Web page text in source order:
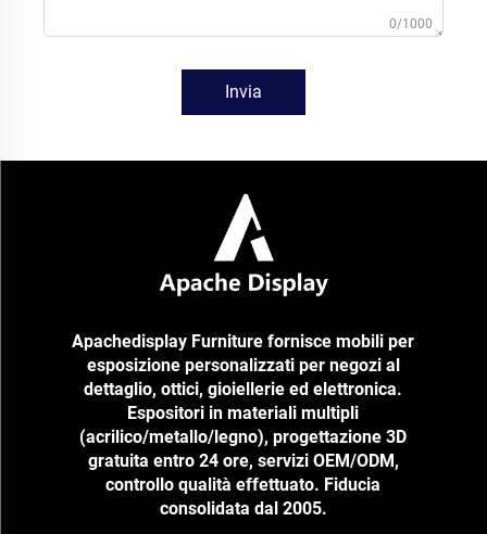
0/1000
Invia
Apachedisplay Furniture fornisce mobili per
esposizione personalizzati per negozi al
dettaglio, ottici, gioiellerie ed elettronica.
Espositori in materiali multipli
(acrilico/metallo/legno), progettazione 3D
gratuita entro 24 ore, servizi OEM/ODM,
controllo qualità effettuato. Fiducia
consolidata dal 2005.